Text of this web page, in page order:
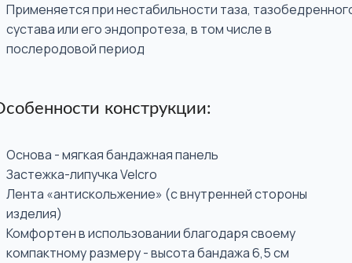
Применяется при нестабильности таза,
сустава или его эндопротеза, в том числе в
послеродовой период
конструкции:
Основа - мягкая бандажная панель
Застежка-липучка Velcro
Лента «антискольжение» (с внутренней стороны
изделия)
Комфортен в использовании благодаря своему
компактному размеру - высота бандажа 6,5 см